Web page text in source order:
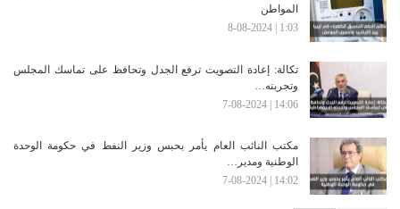
المواطن
1:03 | 8-08-2024
تكالة: إعادة التصويت ترفع الجدل وتحافظ على تماسك المجلس
وتجربته…
14:06 | 7-08-2024
مكتب النائب العام يأمر بحبس وزير النفط في حكومة الوحدة
الوطنية ومدير…
14:02 | 7-08-2024